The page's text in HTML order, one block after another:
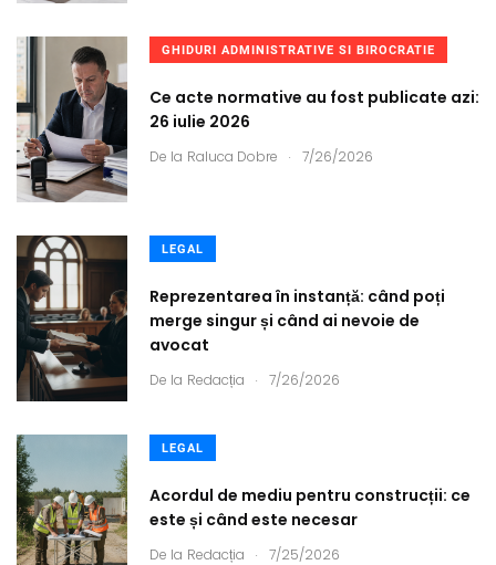
GHIDURI ADMINISTRATIVE SI BIROCRATIE
Ce acte normative au fost publicate azi:
26 iulie 2026
De la Raluca Dobre . 7/26/2026
LEGAL
Reprezentarea în instanță: când poți
merge singur și când ai nevoie de
avocat
De la Redacția . 7/26/2026
LEGAL
Acordul de mediu pentru construcții: ce
este și când este necesar
De la Redacția . 7/25/2026